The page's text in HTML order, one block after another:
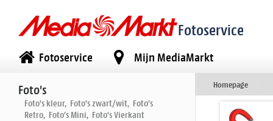
Fotoservice
Fotoservice Mijn MediaMarkt
Foto's
Foto's kleur, Foto's zwart/wit, Foto's
Retro, Foto's Mini, Foto's Vierkant
Homepage